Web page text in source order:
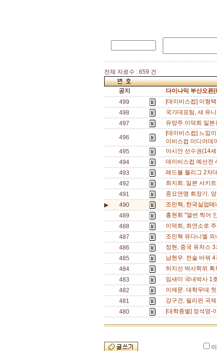
전체 자료수 : 659 건
공지
다이나믹 부산오픈
499
[데이비스컵] 이형
498
국가대표팀, 새 유
497
유망주 이덕희 일
496
[데이비스컵] 느낌
이비스컵 미디어
495
아시안 선수권(14
494
데이비스컵 예선
493
레드볼 월리그 2차
492
최지희. 일본 서키
491
중요연맹 회장기.
▶
490
조민혁, 한국실업
489
홍현휘 "열번 찍어
488
이덕희, 최연소로
487
조민혁 유다니엘
486
정현, 중국 퓨처스
485
남현우. 전술 바꿔
484
하지선 박사학위
483
임새미 국내박사 1
482
이재문. 대학무대
481
강구건, 필리핀 국
480
[대학종별] 정석영-